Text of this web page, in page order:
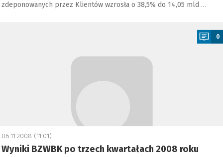
zdeponowanych przez Klientów wzrosła o 38,5% do 14,05 mld …
0
06.11.2008 (11:01)
Wyniki BZWBK po trzech kwartałach 2008 roku